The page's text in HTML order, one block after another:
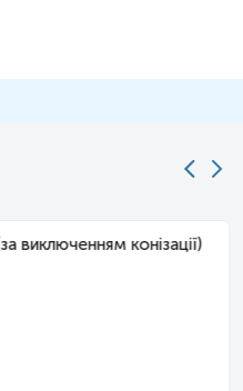
виключенням конізації)